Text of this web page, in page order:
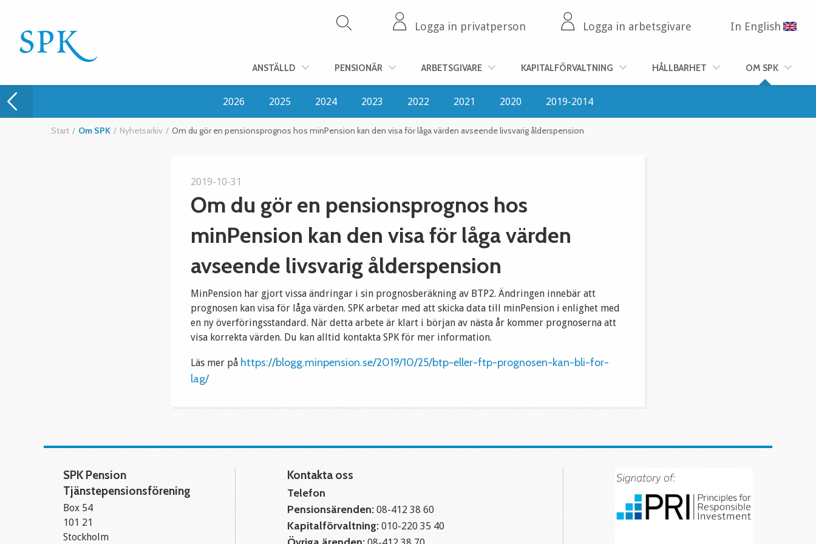
Logga in privatperson Logga in arbetsgivare In English
ANSTÄLLD PENSIONÄR ARBETSGIVARE KAPITALFÖRVALTNING HÅLLBARHET OM SPK
2026 2025 2024 2023 2022 2021 2020 2019-2014
Start / Om SPK / Nyhetsarkiv / Om du gör en pensionsprognos hos minPension kan den visa för låga värden avseende livsvarig ålderspension
2019-10-31
Om du gör en pensionsprognos hos
minPension kan den visa för låga värden
avseende livsvarig ålderspension
MinPension har gjort vissa ändringar i sin prognosberäkning av BTP2. Ändringen innebär att
prognosen kan visa för låga värden. SPK arbetar med att skicka data till minPension i enlighet med
en ny överföringsstandard. När detta arbete är klart i början av nästa år kommer prognoserna att
visa korrekta värden. Du kan alltid kontakta SPK för mer information.
Läs mer på https://blogg.minpension.se/2019/10/25/btp-eller-ftp-prognosen-kan-bli-for-
lag/
SPK Pension
Tjänstepensionsförening
Box 54
101 21
Stockholm
Kontakta oss
Telefon
Pensionsärenden: 08-412 38 60
Kapitalförvaltning: 010-220 35 40